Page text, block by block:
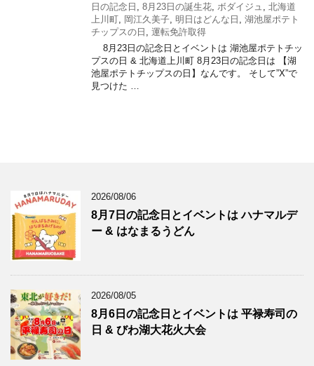
日の記念日
8月23日の誕生花 ボダイジュ
北海道
上川町 岡江久美子 明日はどんな日
湖池屋ポテト
チップスの日
運転免許取得
8月23日の記念日とイベントは 湖池屋ポテトチッ
プスの日 & 北海道上川町 8月23日の記念日は 【湖
池屋ポテトチップスの日】なんです。 そして”X”で
見つけた …
2026/08/06
8月7日の記念日とイベントは ハナマルデ
ー & はなまるうどん
2026/08/05
8月6日の記念日とイベントは 平禄寿司の
日 & びわ湖大花火大会